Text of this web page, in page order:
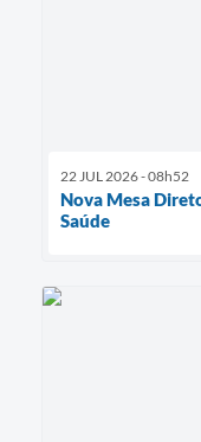
22 JUL 2026 - 08h52
Nova Mesa
Saúde